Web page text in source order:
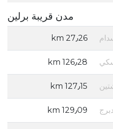
مدن قريبة برلين
27٫26 km
126٫28 km
127٫15 km
129٫09 km